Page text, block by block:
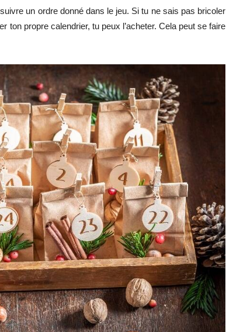
un ordre donné dans le jeu. Si tu ne sais pas bricoler
ton propre calendrier, tu peux l’acheter. Cela peut se faire